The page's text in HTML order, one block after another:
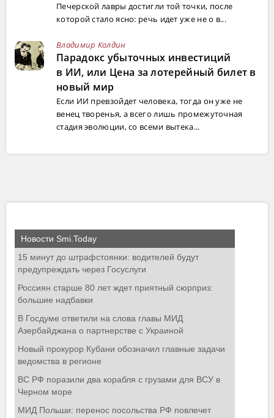
Печерской лавры достигли той точки, после
которой стало ясно: речь идет уже не о в...
Владимир Колдин
Парадокс убыточных инвестиций
в ИИ, или Цена за лотерейный билет в
новый мир
Если ИИ превзойдет человека, тогда он уже не
венец творенья, а всего лишь промежуточная
стадия эволюции, со всеми вытека...